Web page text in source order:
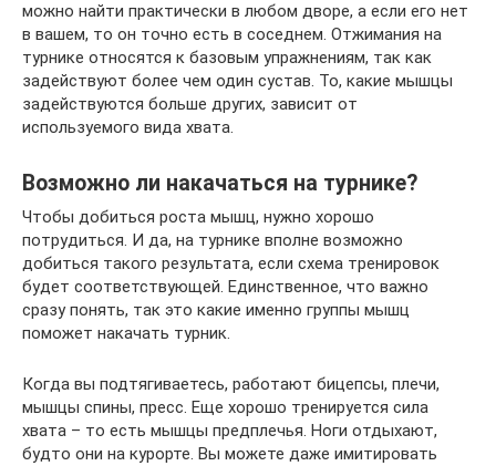
можно найти практически в любом дворе, а если его нет
в вашем, то он точно есть в соседнем. Отжимания на
турнике относятся к базовым упражнениям, так как
задействуют более чем один сустав. То, какие мышцы
задействуются больше других, зависит от
используемого вида хвата.
Возможно ли накачаться на турнике?
Чтобы добиться роста мышц, нужно хорошо
потрудиться. И да, на турнике вполне возможно
добиться такого результата, если схема тренировок
будет соответствующей. Единственное, что важно
сразу понять, так это какие именно группы мышц
поможет накачать турник.
Когда вы подтягиваетесь, работают бицепсы, плечи,
мышцы спины, пресс. Еще хорошо тренируется сила
хвата – то есть мышцы предплечья. Ноги отдыхают,
будто они на курорте. Вы можете даже имитировать